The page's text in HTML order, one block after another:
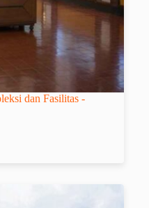
dan Fasilitas -